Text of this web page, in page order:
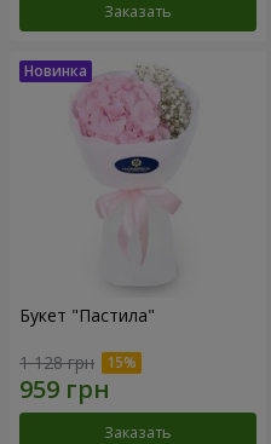
Заказать
Букет "Пастила"
1 128 грн
Заказать